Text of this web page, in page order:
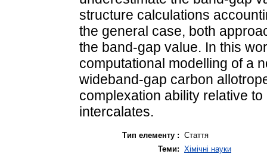
structure calculations
the general case, both
the band-gap value. In this
computational modelling of a
wideband-gap carbon
complexation ability relative
intercalates.
Тип елементу : Стаття
Теми: Хімічні науки